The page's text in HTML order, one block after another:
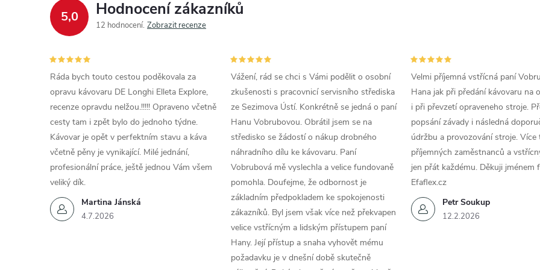
r
v
k
y
v
ý
p
i
s
5,0 Hodnocení zákazníků
12 hodnocení Zobrazit recenze
Martina Jánská
4.7.2026
Ráda bych touto cestou poděkovala za
opravu kávovaru DE Longhi Elleta Explore,
recenze opravdu nelžou.!!!!! Opraveno včetně
cesty tam i zpět bylo do jednoho týdne.
Kávovar je opět v perfektním stavu a káva
včetně pěny je vynikající. Milé jednání,
profesionální práce, ještě jednou Vám všem
veliký dík.
Vážení, rád se chci s Vámi podělit o osobní
zkušenosti s pracovnicí servisního střediska
ze Sezimova Ústí. Konkrétně se jedná o paní
Hanu Vobrubovou. Obrátil jsem se na
středisko se žádostí o nákup drobného
náhradního dílu ke kávovaru. Paní
Vobrubová mě vyslechla a velice fundovaně
pomohla. Doufejme, že odbornost je
základním předpokladem ke spokojenosti
zákazníků. Byl jsem však více než překvapen
velice vstřícným a lidským přístupem paní
Hany. Její přístup a snaha vyhovět mému
požadavku je v dnešní době skutečně
Petr Soukup
12.2.2026
Velmi příjemná vstřícná paní
Hana jak při předání kávovaru na
i při převzetí opraveneho stroje.
popsání závady i následná
údržbu a provozování stroje. Více
příjemných zaměstnanců a
jen přát každému. Děkuji jménem
Efaflex.cz